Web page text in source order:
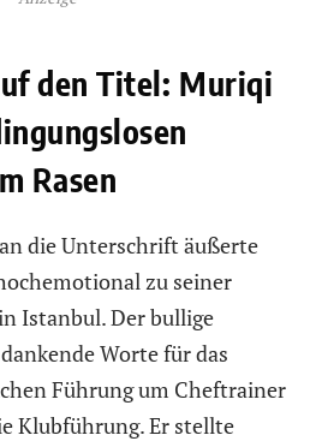
den Titel: Muriqi
Rasen
die Unterschrift äußerte
zu seiner
Istanbul. Der bullige
Worte für das
Führung um Cheftrainer
Klubführung. Er stellte